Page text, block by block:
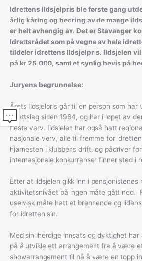
Idrettens Ildsjelpris ble første gang
årlig kåring og hedring av de mange
er helt avhengig av. Det er Stavanger
Idrettsrådet som på vegne av hele
tildeler idrettens Ildsjelpris. Ildsjelen vil
på kr 25.000, samt et synlig bevis på
Juryens begrunnelse:
Årets Ildsjelpris går til en person som
idrettslag siden 1964, og har i løpet av
fleste verv. Ildsjelen har også hatt
nasjonale verv, alle til fremme for
hjørnesten i klubbens drift, og pådriver
internasjonale konkurranser finner sted i
Etter at ildsjelen gikk inn i pensjonistenes
aktivitetsnivået på ingen måte gått ned.
uselvisk måte hatt et brennende og
for idretten sin.
Med sin iherdige innsats og dyktighet
på å utvikle ett arrangement fra å være
showarrangement til nå å være en topp